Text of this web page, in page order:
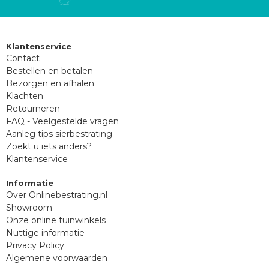
Klantenservice
Contact
Bestellen en betalen
Bezorgen en afhalen
Klachten
Retourneren
FAQ - Veelgestelde vragen
Aanleg tips sierbestrating
Zoekt u iets anders?
Klantenservice
Informatie
Over Onlinebestrating.nl
Showroom
Onze online tuinwinkels
Nuttige informatie
Privacy Policy
Algemene voorwaarden